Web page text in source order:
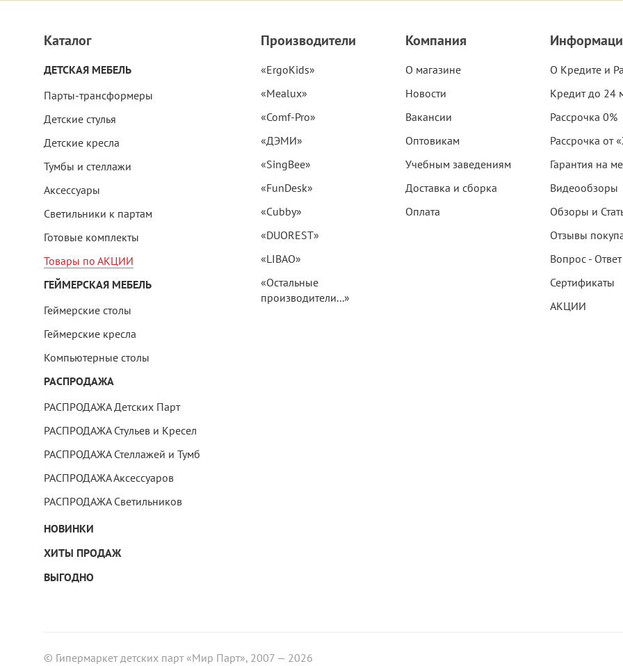
Каталог
ДЕТСКАЯ МЕБЕЛЬ
Парты-трансформеры
Детские стулья
Детские кресла
Тумбы и стеллажи
Аксессуары
Светильники к партам
Готовые комплекты
Товары по АКЦИИ
ГЕЙМЕРСКАЯ МЕБЕЛЬ
Геймерские столы
Геймерские кресла
Компьютерные столы
РАСПРОДАЖА
РАСПРОДАЖА Детских Парт
РАСПРОДАЖА Стульев и Кресел
РАСПРОДАЖА Стеллажей и Тумб
РАСПРОДАЖА Аксессуаров
РАСПРОДАЖА Светильников
НОВИНКИ
ХИТЫ ПРОДАЖ
ВЫГОДНО
Производители
«ErgoKids»
«Mealux»
«Comf-Pro»
«ДЭМИ»
«SingBee»
«FunDesk»
«Cubby»
«DUOREST»
«LIBAO»
«Остальные
производители...»
Компания
О магазине
Новости
Вакансии
Оптовикам
Учебным заведениям
Доставка и сборка
Оплата
О Кредите и
Кредит до 24
Рассрочка 0%
Рассрочка от
Гарантия на
Видеообзоры
Обзоры и
Отзывы
Вопрос - Ответ
Сертификаты
АКЦИИ
© Гипермаркет детских парт «Мир Парт», 2007 — 2026